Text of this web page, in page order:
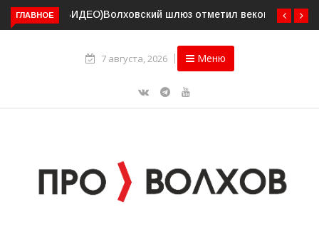
ГЛАВНОЕ Волховский шлюз отметил вековой юбилей
7 августа, 2026 Меню